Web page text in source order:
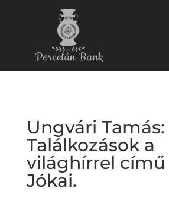
Ungvári Tamás:
Találkozások a
világhírrel című
Jókai.